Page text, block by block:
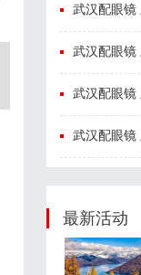
武汉配眼镜
武汉配眼镜
武汉配眼镜
武汉配眼镜
最新活动